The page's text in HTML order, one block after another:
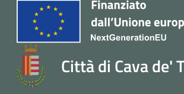
Città di Cava de'